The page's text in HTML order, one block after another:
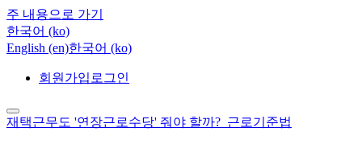
주 내용으로 가기
한국어 ‎(ko)‎
English ‎(en)‎한국어 ‎(ko)‎
회원가입 로그인
재택근무도 '연장근로수당' 줘야 할까?_근로기준법